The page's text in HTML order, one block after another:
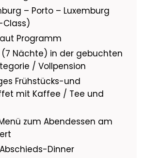
– Porto – Luxemburg
Class)
Programm
(7 Nächte) in der gebuchten
/ Vollpension
Frühstücks-und
mit Kaffee / Tee und
zum Abendessen am
Dinner